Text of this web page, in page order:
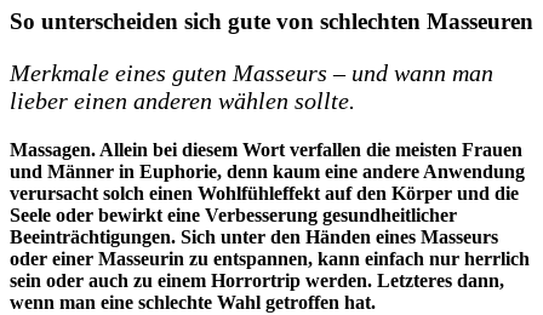
So unterscheiden sich gute von schlechten Masseuren
Merkmale eines guten Masseurs – und wann man
lieber einen anderen wählen sollte.
Massagen. Allein bei diesem Wort verfallen die meisten Frauen
und Männer in Euphorie, denn kaum eine andere Anwendung
verursacht solch einen Wohlfühleffekt auf den Körper und die
Seele oder bewirkt eine Verbesserung gesundheitlicher
Beeinträchtigungen. Sich unter den Händen eines Masseurs
oder einer Masseurin zu entspannen, kann einfach nur herrlich
sein oder auch zu einem Horrortrip werden. Letzteres dann,
wenn man eine schlechte Wahl getroffen hat.